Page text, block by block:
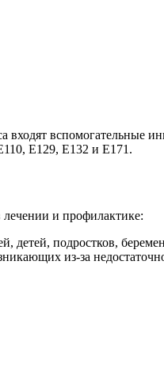
вспомогательные
Е129, Е132 и Е171.
и профилактике:
детей, подростков,
из-за